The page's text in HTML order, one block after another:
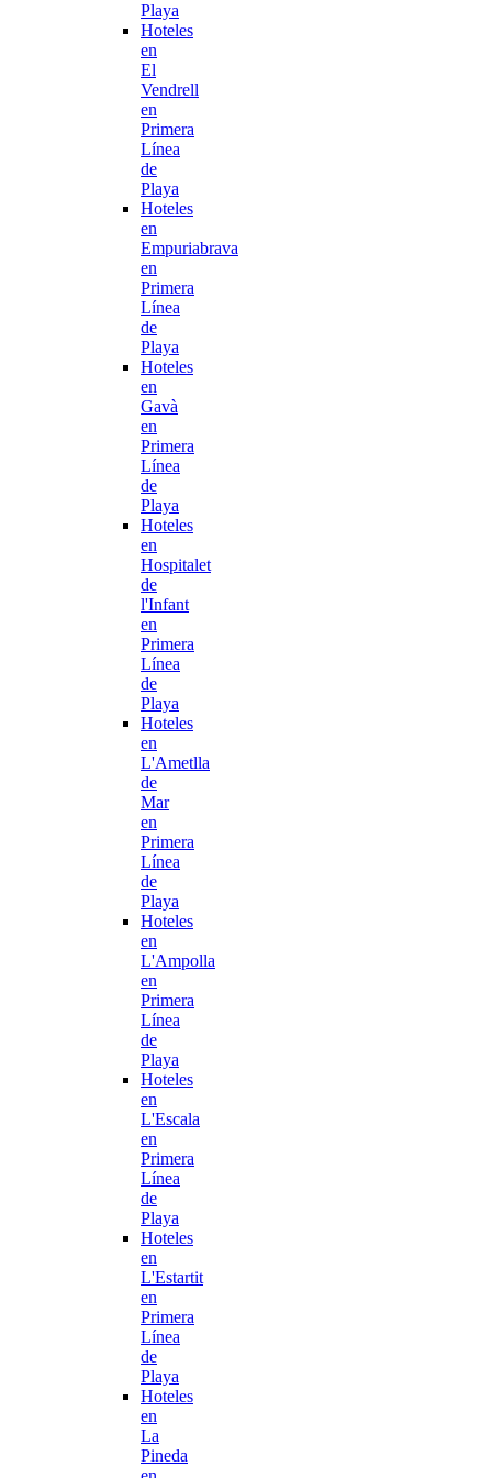
Playa
Hoteles
en
El
Vendrell
en
Primera
Línea
de
Playa
Hoteles
en
Empuriabrava
en
Primera
Línea
de
Playa
Hoteles
en
Gavà
en
Primera
Línea
de
Playa
Hoteles
en
Hospitalet
de
l'Infant
en
Primera
Línea
de
Playa
Hoteles
en
L'Ametlla
de
Mar
en
Primera
Línea
de
Playa
Hoteles
en
L'Ampolla
en
Primera
Línea
de
Playa
Hoteles
en
L'Escala
en
Primera
Línea
de
Playa
Hoteles
en
L'Estartit
en
Primera
Línea
de
Playa
Hoteles
en
La
Pineda